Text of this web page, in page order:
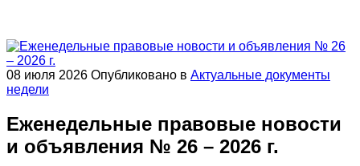
08 июля 2026 Опубликовано в Актуальные документы
недели
Еженедельные правовые новости
и объявления № 26 – 2026 г.